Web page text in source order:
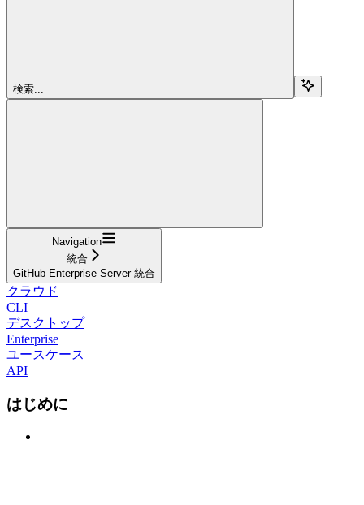
検索...
Navigation
統合
GitHub Enterprise Server 統合
クラウド
CLI
デスクトップ
Enterprise
ユースケース
API
はじめに